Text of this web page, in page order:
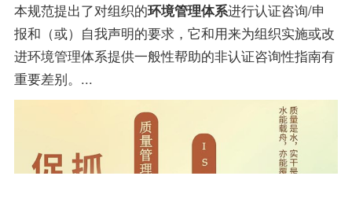
本规范提出了对组织的环境管理体系进行认证咨询/申
报和（或）自我声明的要求，它和用来为组织实施或改
进环境管理体系提供一般性帮助的非认证咨询性指南有
重要差别。...